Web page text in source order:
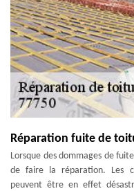
Réparation fuite de
Lorsque des dommages de
de faire la réparation. Les
peuvent être en effet